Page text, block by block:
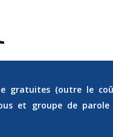
gratuites (outre le
et groupe de